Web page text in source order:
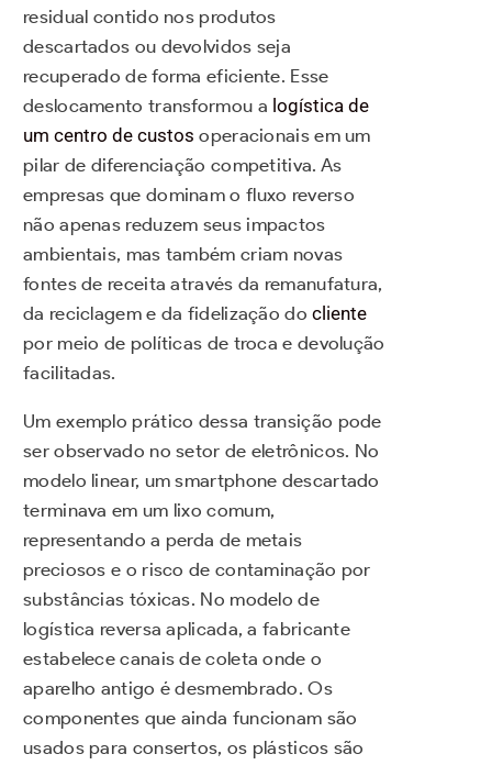
residual contido nos produtos
descartados ou devolvidos seja
recuperado de forma eficiente. Esse
deslocamento transformou a logística de
um centro de custos operacionais em um
pilar de diferenciação competitiva. As
empresas que dominam o fluxo reverso
não apenas reduzem seus impactos
ambientais, mas também criam novas
fontes de receita através da remanufatura,
da reciclagem e da fidelização docliente
por meio de políticas de troca e devolução
facilitadas.
Um exemplo prático dessa transição pode
ser observado no setor de eletrônicos. No
modelo linear, um smartphone descartado
terminava em um lixo comum,
representando a perda de metais
preciosos e o risco de contaminação por
substâncias tóxicas. No modelo de
logística reversa aplicada, a fabricante
estabelece canais de coleta onde o
aparelho antigo é desmembrado. Os
componentes que ainda funcionam são
usados para consertos, os plásticos são